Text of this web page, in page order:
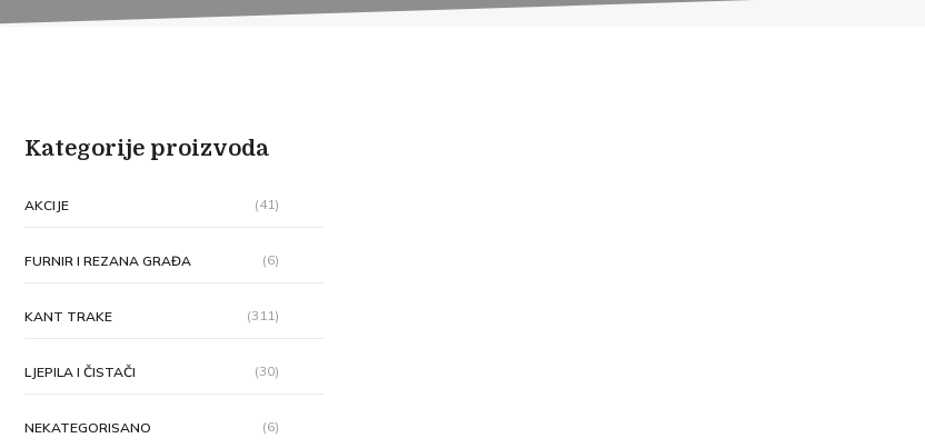
Kategorije proizvoda
AKCIJE (41)
FURNIR I REZANA GRAĐA (6)
KANT TRAKE (311)
LJEPILA I ČISTAČI (30)
NEKATEGORISANO (6)